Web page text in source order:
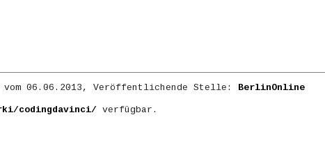
06.06.2013, Veröffentlichende Stelle: BerlinOnline
codingdavinci/ verfügbar.